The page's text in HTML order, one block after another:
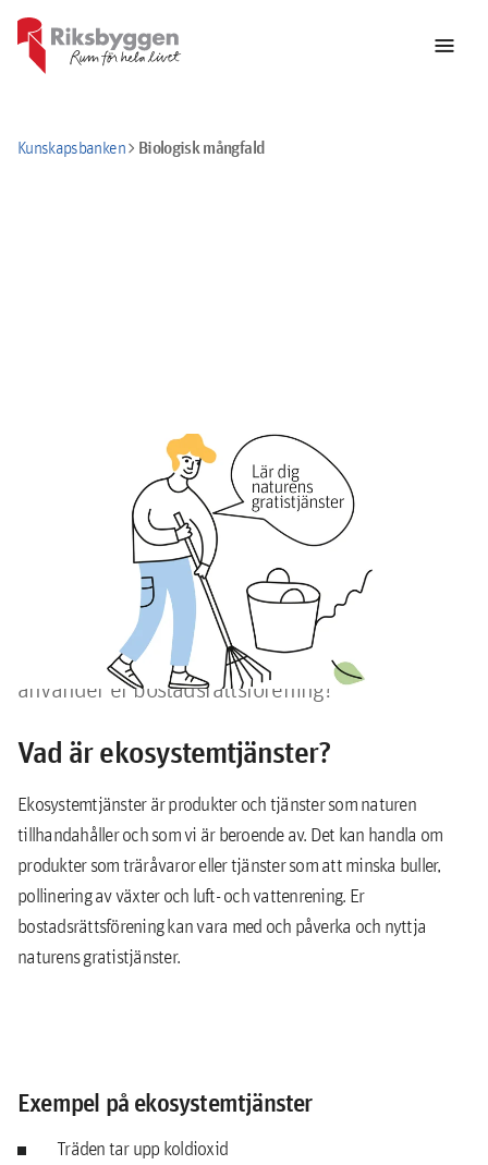
menu
Kunskapsbankenchevron_rightBiologisk mångfald
Nyttja naturens
gratistjänster
Naturen erbjuder oss många gratistjänster. Och
när vi nyttjar dem bidrar vi samtidigt till den
biologiska mångfalden. Vilka ekosystemtjänster
använder er bostadsrättsförening?
Vad är ekosystemtjänster?
Ekosystemtjänster är produkter och tjänster som naturen
tillhandahåller och som vi är beroende av. Det kan handla om
produkter som träråvaror eller tjänster som att minska buller,
pollinering av växter och luft- och vattenrening. Er
bostadsrättsförening kan vara med och påverka och nyttja
naturens gratistjänster.
Exempel på ekosystemtjänster
Träden tar upp koldioxid